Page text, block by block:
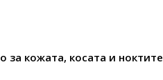
за кожата, косата и ноктите